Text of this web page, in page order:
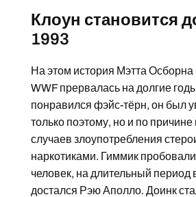
Клоун становится
1993
На этом история Мэтта Осборна
WWF прервалась на долгие
понравился фэйс-тёрн, он был
только поэтому, но и по
случаев злоупотребления
наркотиками. Гиммик
человек, на длительный период
достался Рэю Аполло. Доинк